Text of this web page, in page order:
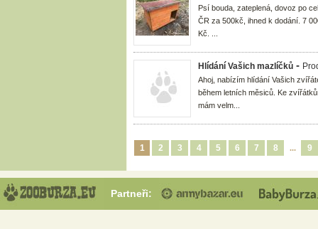
Psí bouda, zateplená, dovoz po
ČR za 500kč, ihned k dodání. 7
Kč. ...
Hlídání Vašich mazlíčků -
Ahoj, nabízím hlídání Vašich
během letních měsiců. Ke
mám velm...
1 2 3 4 5 6 7 8 ... 9
Partneři: